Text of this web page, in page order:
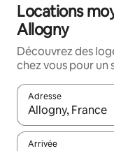
Locations
Allogny
Découvrez des
chez vous pour un
Adresse
Lorsque les
Arrivée